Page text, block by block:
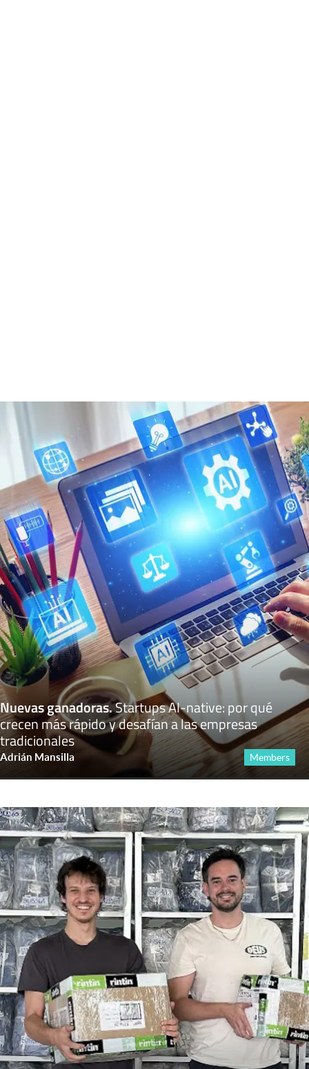
Nuevas ganadoras.Startups AI-native: por qué
crecen más rápido y desafían a las empresas
tradicionales
Adrián Mansilla Members